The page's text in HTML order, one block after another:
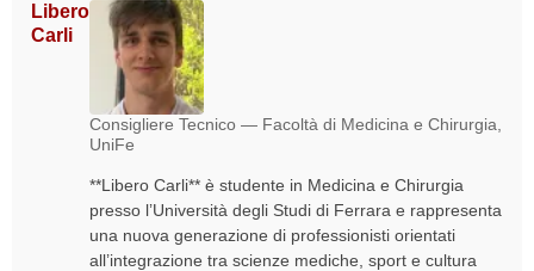
Libero
Carli
Consigliere Tecnico — Facoltà di Medicina e Chirurgia,
UniFe
**Libero Carli** è studente in Medicina e Chirurgia
presso l’Università degli Studi di Ferrara e rappresenta
una nuova generazione di professionisti orientati
all’integrazione tra scienze mediche, sport e cultura